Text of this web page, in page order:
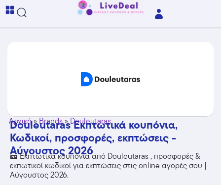
Αρχική»Brands»Douleutaras
Douleutaras Εκπτωτικά κουπόνια,
Κωδικοί, προσφορές, εκπτώσεις -
Αύγουστος 2026
🎫 Εκπτωτικά κουπόνια από Douleutaras , προσφορές &
εκπωτικοί κωδικοί για εκπτώσεις στις online αγορές σου |
Αύγουστος 2026.